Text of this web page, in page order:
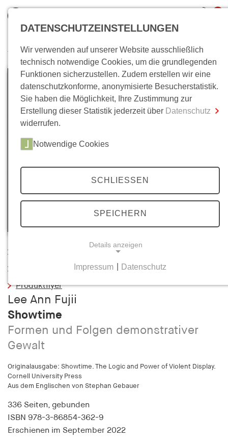
inkl. MwSt.
0,00 €
Zum Warenkorb Zur Kasse
Wo bin ich?
Inhaltsverzeichnis
Produktflyer
Lee Ann Fujii
Showtime
Formen und Folgen demonstrativer
Gewalt
Originalausgabe: Showtime. The Logic and Power of Violent Display.
Cornell University Press
Aus dem Englischen von Stephan Gebauer
336 Seiten, gebunden
ISBN 978-3-86854-362-9
Erschienen im September 2022
DATENSCHUTZEINSTELLUNGEN
Wir verwenden auf unserer Website ausschließlich
technisch notwendige Cookies, um die grundlegenden
Funktionen sicherzustellen. Zudem erstellen wir eine
datenschutzkonforme, anonymisierte Besucherstatistik.
Sie haben die Möglichkeit, Ihre Zustimmung zur
Erstellung dieser Statistik jederzeit über Datenschutz
widerrufen.
Notwendige Cookies
SCHLIESSEN
SPEICHERN
Details anzeigen
Notwendige Cookies helfen dabei, eine Webseite
nutzbar zu machen, indem sie Grundfunktionen
wie Seitennavigation und Zugriff auf sichere
Bereiche der Webseite ermöglichen. Die Webseite
kann ohne diese Cookies nicht richtig
funktionieren.
cookie_consent
cookie_consent
Anbieter:
hamburger-edition.de
Impressum Datenschutz